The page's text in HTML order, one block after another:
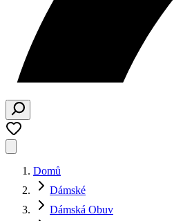
Domů
Dámské
Dámská Obuv